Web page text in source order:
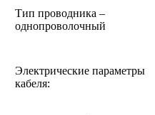
Тип проводника –
однопроволочный
Электрические параметры
кабеля: